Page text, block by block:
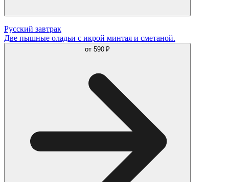
Русский завтрак
Две пышные оладьи с икрой минтая и сметаной.
от 590 ₽